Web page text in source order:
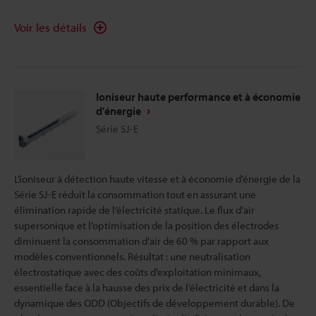
Voir les détails
Ioniseur haute performance et à économie
d'énergie
Série SJ-E
L’ioniseur à détection haute vitesse et à économie d’énergie de la
Série SJ-E réduit la consommation tout en assurant une
élimination rapide de l’électricité statique. Le flux d’air
supersonique et l’optimisation de la position des électrodes
diminuent la consommation d’air de 60 % par rapport aux
modèles conventionnels. Résultat : une neutralisation
électrostatique avec des coûts d’exploitation minimaux,
essentielle face à la hausse des prix de l’électricité et dans la
dynamique des ODD (Objectifs de développement durable). De